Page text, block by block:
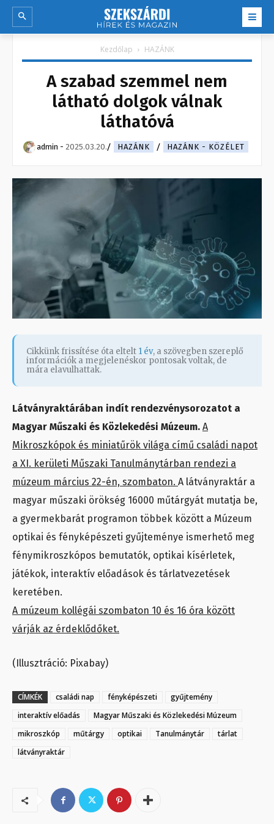
Kezdőlap HAZÁNK
A szabad szemmel nem
látható dolgok válnak
láthatóvá
admin - 2025.03.20. HAZÁNK HAZÁNK - KÖZÉLET
Cikkünk frissítése óta eltelt 1 év, a szövegben szereplő
információk a megjelenéskor pontosak voltak, de
mára elavulhattak.
Látványraktárában indít rendezvénysorozatot a
Magyar Műszaki és Közlekedési Múzeum. A
Mikroszkópok és miniatűrök világa című családi napot
a XI. kerületi Műszaki Tanulmánytárban rendezi a
múzeum március 22-én, szombaton. A látványraktár a
magyar műszaki örökség 16000 műtárgyát mutatja be,
a gyermekbarát programon többek között a Múzeum
optikai és fényképészeti gyűjteménye ismerhető meg
fénymikroszkópos bemutatók, optikai kísérletek,
játékok, interaktív előadások és tárlatvezetések
keretében.
A múzeum kollégái szombaton 10 és 16 óra között
várják az érdeklődőket.
(Illusztráció: Pixabay)
CÍMKÉK családi nap fényképészeti
gyűjtemény
interaktív előadás
Magyar Műszaki és Közlekedési Múzeum
mikroszkóp
műtárgy optikai Tanulmánytár
tárlat
látványraktár